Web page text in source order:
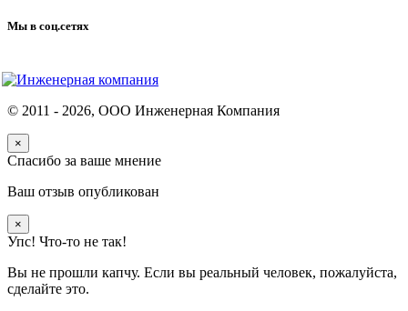
Мы в соц.сетях
© 2011 - 2026, ООО Инженерная Компания
×
Спасибо за ваше мнение
Ваш отзыв опубликован
×
Упс! Что-то не так!
Вы не прошли капчу. Если вы реальный человек, пожалуйста,
сделайте это.